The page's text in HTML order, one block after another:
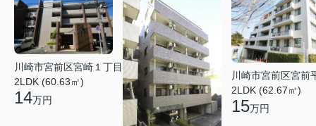
川崎市宮前区宮崎１丁目
2LDK (60.63㎡)
14万円
川崎市宮前区宮前
2LDK (62.67㎡)
15万円